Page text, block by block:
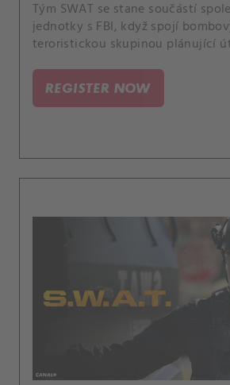
Tým SWAT se stane součástí
jednotky s FBI, když spojí
teroristickou skupinou plánující
umožní nahlédnout do původu
REGISTER NOW